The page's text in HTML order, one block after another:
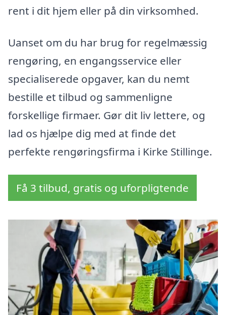
rent i dit hjem eller på din virksomhed.
Uanset om du har brug for regelmæssig
rengøring, en engangsservice eller
specialiserede opgaver, kan du nemt
bestille et tilbud og sammenligne
forskellige firmaer. Gør dit liv lettere, og
lad os hjælpe dig med at finde det
perfekte rengøringsfirma i Kirke Stillinge.
Få 3 tilbud, gratis og uforpligtende